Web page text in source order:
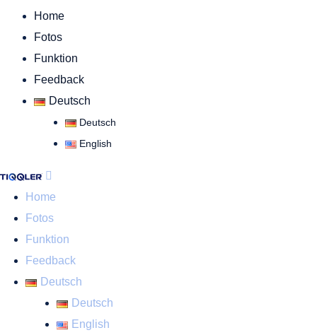
Home
Fotos
Funktion
Feedback
Deutsch
Deutsch
English
Home
Fotos
Funktion
Feedback
Deutsch
Deutsch
English